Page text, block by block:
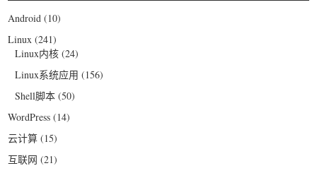
Android (10)
Linux (241)
Linux内核 (24)
Linux系统应用 (156)
Shell脚本 (50)
WordPress (14)
云计算 (15)
互联网 (21)